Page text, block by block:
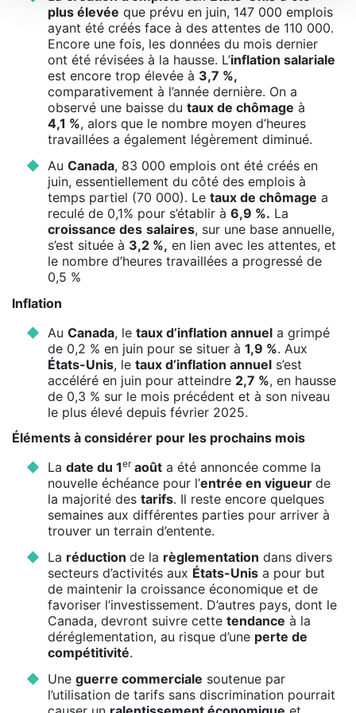
plus élevée que prévu en juin, 147 000 emplois
ayant été créés face à des attentes de 110 000.
Encore une fois, les données du mois dernier
ont été révisées à la hausse. L’inflation salariale
est encore trop élevée à 3,7 %,
comparativement à l’année dernière. On a
observé une baisse du taux de chômage à
4,1 %, alors que le nombre moyen d’heures
travaillées a également légèrement diminué.
Au Canada, 83 000 emplois ont été créés en
juin, essentiellement du côté des emplois à
temps partiel (70 000). Le taux de chômage a
reculé de 0,1% pour s’établir à 6,9 %. La
croissance des salaires, sur une base annuelle,
s’est située à 3,2 %, en lien avec les attentes, et
le nombre d’heures travaillées a progressé de
0,5 %
Inflation
Au Canada, le taux d’inflation annuela grimpé
de 0,2 % en juin pour se situer à 1,9 %. Aux
États-Unis, le taux d’inflation annuels’est
accéléré en juin pour atteindre 2,7 %, en hausse
de 0,3 % sur le mois précédent et à son niveau
le plus élevé depuis février 2025.
Éléments à considérer pour les prochains mois
La date du 1eraoûta été annoncée comme la
nouvelle échéance pour l’entrée en vigueur de
la majorité des tarifs. Il reste encore quelques
semaines aux différentes parties pour arriver à
trouver un terrain d’entente.
La réduction de la règlementation dans divers
secteurs d’activités aux États-Unisa pour but
de maintenir la croissance économique et de
favoriser l’investissement. D’autres pays, dont le
Canada, devront suivre cette tendance à la
déréglementation, au risque d’une perte de
compétitivité.
Une guerre commerciale soutenue par
l’utilisation de tarifs sans discrimination pourrait